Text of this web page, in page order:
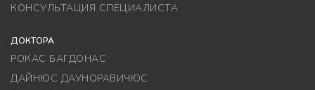
КОНСУЛЬТАЦИЯ СПЕЦИАЛИСТА
ДОКТОРА
РОКАС БАГДОНАС
ДАЙНЮС ДАУНОРАВИЧЮС